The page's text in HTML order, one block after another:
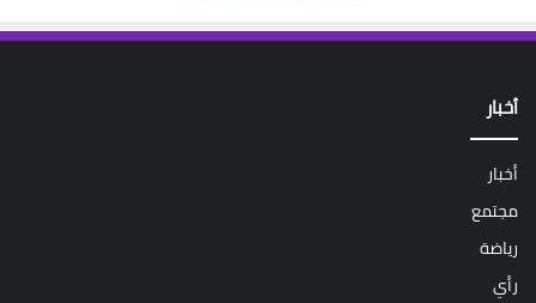
أخبار
أخبار
مجتمع
رياضة
رأي